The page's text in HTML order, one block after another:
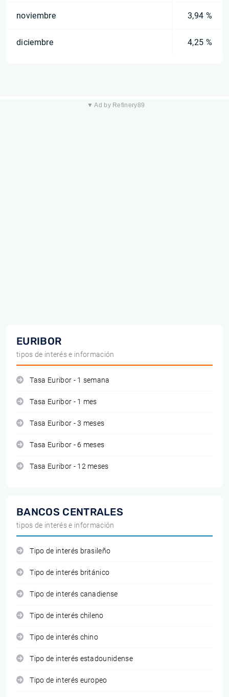
noviembre 3,94 %
diciembre 4,25 %
▼ Ad by Refinery89
EURIBOR
tipos de interés e información
Tasa Euribor - 1 semana
Tasa Euribor - 1 mes
Tasa Euribor - 3 meses
Tasa Euribor - 6 meses
Tasa Euribor - 12 meses
BANCOS CENTRALES
tipos de interés e información
Tipo de interés brasileño
Tipo de interés británico
Tipo de interés canadiense
Tipo de interés chileno
Tipo de interés chino
Tipo de interés estadounidense
Tipo de interés europeo